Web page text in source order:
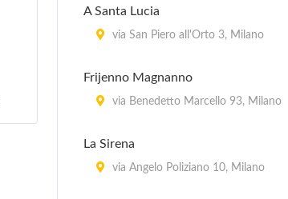
A Santa Lucia
via San Piero all'Orto 3, Milano
Frijenno Magnanno
via Benedetto Marcello 93, Milano
La Sirena
via Angelo Poliziano 10, Milano